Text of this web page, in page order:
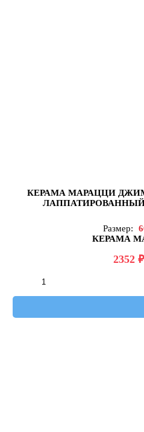
КЕРАМА МАРАЦЦИ
ЛАППАТИРОВАННЫЙ
Размер:
КЕРАМА
2352 д